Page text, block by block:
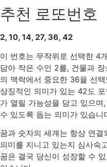
추천 로또번호
2, 10, 14, 27, 36, 42
이 번호는 무작위로 선택한 4
담아 작은 수인 2를, 건물과
의 맥락에서 중요한 36을 선
상징적인 의미가 있는 42도
가 열릴 가능성을 담고 있으
수 있도록 돕는 의미가 있습니
꿈과 숫자의 세계는 항상 연
의미를 지니고 있는지 심사숙
꿈은 결국 당신이 성장할 수